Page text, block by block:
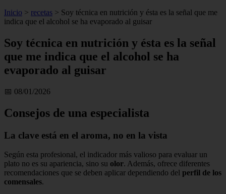
Inicio > recetas > Soy técnica en nutrición y ésta es la señal que me
indica que el alcohol se ha evaporado al guisar
Soy técnica en nutrición y ésta es la señal
que me indica que el alcohol se ha
evaporado al guisar
📅 08/01/2026
Consejos de una especialista
La clave está en el aroma, no en la vista
Según esta profesional, el indicador más valioso para evaluar un
plato no es su apariencia, sino su olor. Además, ofrece diferentes
recomendaciones que se deben aplicar dependiendo del perfil de los
comensales.